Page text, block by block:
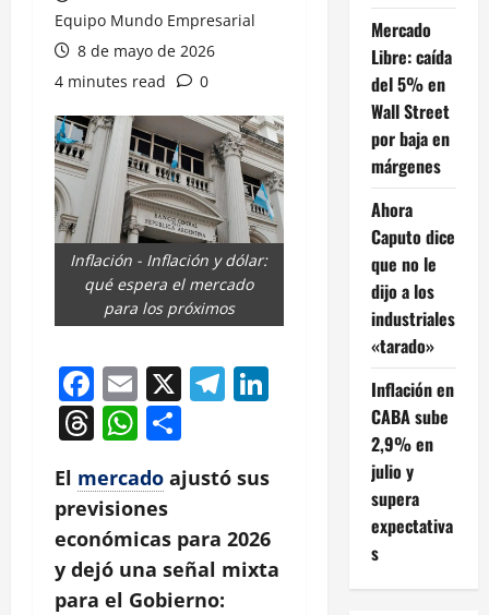
Equipo Mundo Empresarial
8 de mayo de 2026
4 minutes read
0
Inflación - Inflación y dólar:
qué espera el mercado
para los próximos
Facebook
Email
X Telegram
LinkedIn
Threads
WhatsApp
El mercado ajustó sus
previsiones
económicas para 2026
y dejó una señal mixta
para el Gobierno:
Mercado
Libre: caída
del 5% en
Wall Street
por baja en
márgenes
Ahora
Caputo dice
que no le
dijo a los
industriales
«tarado»
Inflación en
CABA sube
2,9% en
julio y
supera
expectativa
s